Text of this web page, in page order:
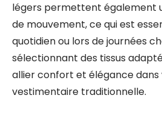
légers permettent également
de mouvement, ce qui est
quotidien ou lors de journées
sélectionnant des tissus
allier confort et élégance
vestimentaire traditionnelle.